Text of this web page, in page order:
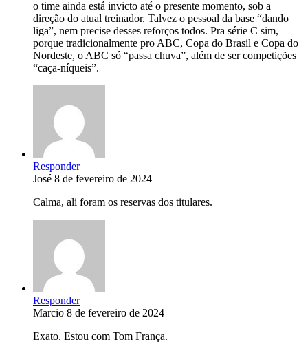
o time ainda está invicto até o presente momento, sob a
direção do atual treinador. Talvez o pessoal da base “dando
liga”, nem precise desses reforços todos. Pra série C sim,
porque tradicionalmente pro ABC, Copa do Brasil e Copa do
Nordeste, o ABC só “passa chuva”, além de ser competições
“caça-níqueis”.
Responder
José 8 de fevereiro de 2024
Calma, ali foram os reservas dos titulares.
Responder
Marcio 8 de fevereiro de 2024
Exato. Estou com Tom França.